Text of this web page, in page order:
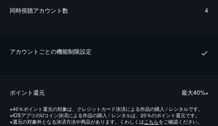
同時視聴アカウント数 4
アカウントごとの機能制限設定
ポイント還元 最⼤40%※
※40％ポイント還元の対象は、クレジットカード決済による作品の購入 / レンタルです。
※iOSアプリのUコイン決済による作品の購入 / レンタルは、20％のポイント還元です。
※還元の対象外となる決済方法や商品があります。くわしくはこちらをご確認ください。